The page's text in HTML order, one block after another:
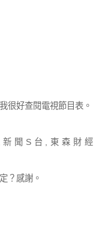
很好查閱電視節目表。
新聞S台,東森財經
？感謝。